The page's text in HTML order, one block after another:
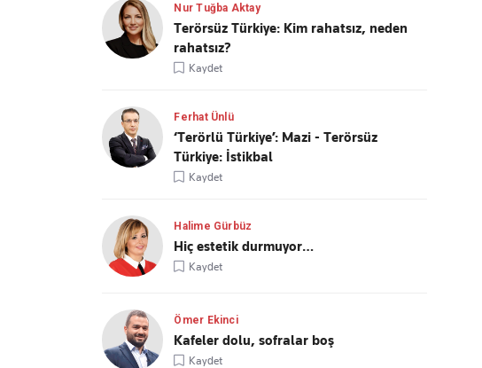
Nur Tuğba Aktay
Terörsüz Türkiye: Kim rahatsız, neden
rahatsız?
Kaydet
Ferhat Ünlü
‘Terörlü Türkiye’: Mazi - Terörsüz
Türkiye: İstikbal
Kaydet
Halime Gürbüz
Hiç estetik durmuyor…
Kaydet
Ömer Ekinci
Kafeler dolu, sofralar boş
Kaydet